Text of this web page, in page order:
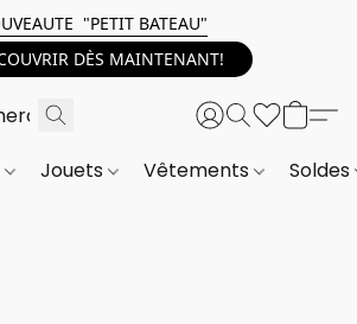
"PETIT BATEAU"
DÈS MAINTENANT!
Jouets Vêtements Soldes